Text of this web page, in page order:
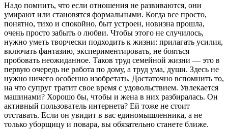
Надо помнить, что если отношения не развиваются, они
умирают или становятся формальными. Когда все просто,
понятно, тихо и спокойно, быт устроен, новизна прошла,
очень просто забыть о любви. Чтобы этого не случилось,
нужно уметь творчески подходить к жизни: прилагать усилия,
включать фантазию, экспериментировать, не бояться
пробовать неожиданное. Таков труд семейной жизни — это в
первую очередь не работа по дому, а труд ума, души. Здесь не
нужно ничего особенно изобретать. Достаточно вспомнить то,
на что супруг тратит свое время с удовольствием. Увлекается
машинами? Хорошо бы, чтобы и жена в них разбиралась. Он
активный пользователь интернета? Ей тоже не стоит
отставать. Если он увидит в вас единомышленника, а не
только уборщицу и повара, вы обязательно станете ближе.